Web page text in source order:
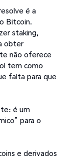
é a
Bitcoin.
staking,
obter
não oferece
tem como
falta para que
é um
para o
e derivados